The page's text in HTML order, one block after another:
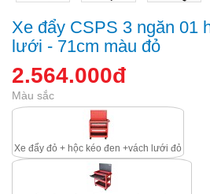
Xe đẩy CSPS 3 ngăn 01
lưới - 71cm màu đỏ
2.564.000đ
Màu sắc
Xe đẩy đỏ + hộc kéo đen +vách lưới đỏ